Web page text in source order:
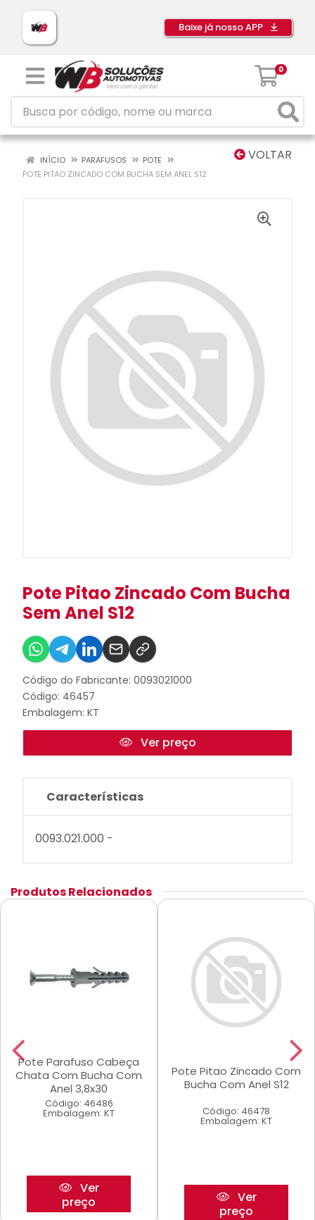
Baixe já nosso APP
0
VOLTAR
INÍCIO PARAFUSOS
POTE
POTE PITAO ZINCADO COM BUCHA SEM ANEL S12
Pote Pitao Zincado Com Bucha
Sem Anel S12
Código do Fabricante: 0093021000
Código: 46457
Embalagem: KT
Ver preço
Características
0093.021.000 -
Produtos Relacionados
Pote Parafuso Cabeça
Chata Com Bucha Com
Anel 3,8x30
Código: 46486
Embalagem: KT
Ver
preço
Pote Pitao Zincado Com
Bucha Com Anel S12
Código: 46478
Embalagem: KT
Ver
preço